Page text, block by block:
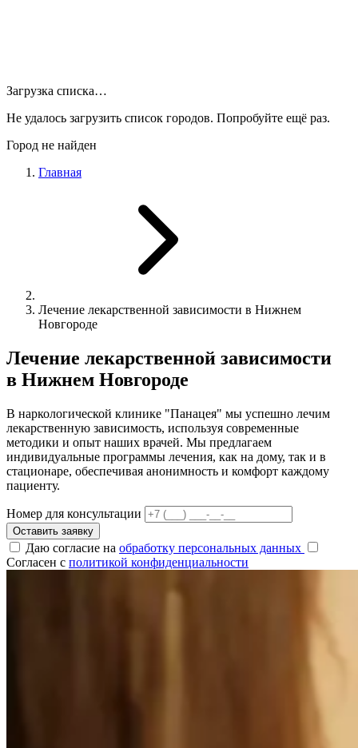
Загрузка списка…
Не удалось загрузить список городов. Попробуйте ещё раз.
Город не найден
Главная
Лечение лекарственной зависимости в Нижнем
Новгороде
Лечение лекарственной зависимости
в Нижнем Новгороде
В наркологической клинике "Панацея" мы успешно лечим
лекарственную зависимость, используя современные
методики и опыт наших врачей. Мы предлагаем
индивидуальные программы лечения, как на дому, так и в
стационаре, обеспечивая анонимность и комфорт каждому
пациенту.
Номер для консультации
Оставить заявку
Даю согласие на обработку персональных данных
Согласен с политикой конфиденциальности